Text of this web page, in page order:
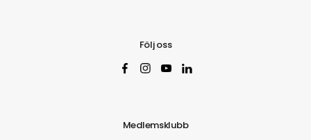
Följ oss
Medlemsklubb